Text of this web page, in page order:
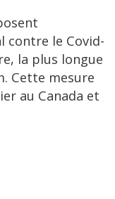
contre le Covid-
la plus longue
Cette mesure
au Canada et